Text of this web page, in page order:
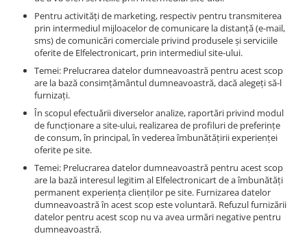
Pentru activități de marketing, respectiv pentru transmiterea
prin intermediul mijloacelor de comunicare la distanță (e-mail,
sms) de comunicări comerciale privind produsele și serviciile
oferite de Elfelectronicart, prin intermediul site-ului.
Temei: Prelucrarea datelor dumneavoastră pentru acest scop
are la bază consimțământul dumneavoastră, dacă alegeți să-l
furnizați.
În scopul efectuării diverselor analize, raportări privind modul
de funcționare a site-ului, realizarea de profiluri de preferințe
de consum, în principal, în vederea îmbunătățirii experienței
oferite pe site.
Temei: Prelucrarea datelor dumneavoastră pentru acest scop
are la bază interesul legitim al Elfelectronicart de a îmbunătăți
permanent experiența clienților pe site. Furnizarea datelor
dumneavoastră în acest scop este voluntară. Refuzul furnizării
datelor pentru acest scop nu va avea urmări negative pentru
dumneavoastră.